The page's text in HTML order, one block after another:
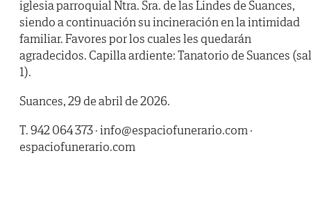
iglesia parroquial Ntra. Sra. de las Lindes de Suances,
siendo a continuación su incineración en la intimidad
familiar. Favores por los cuales les quedarán
agradecidos. Capilla ardiente: Tanatorio de Suances
1).
Suances, 29 de abril de 2026.
T. 942 064 373 · info@espaciofunerario.com ·
espaciofunerario.com